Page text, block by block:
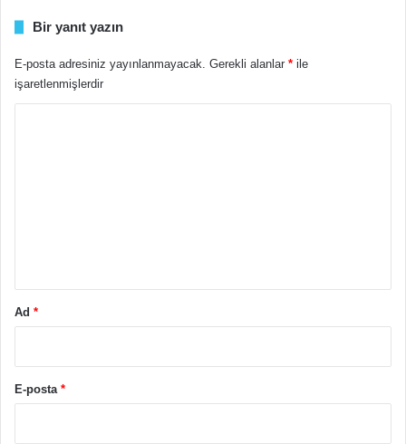
Bir yanıt yazın
E-posta adresiniz yayınlanmayacak. Gerekli alanlar * ile
işaretlenmişlerdir
Ad *
E-posta *